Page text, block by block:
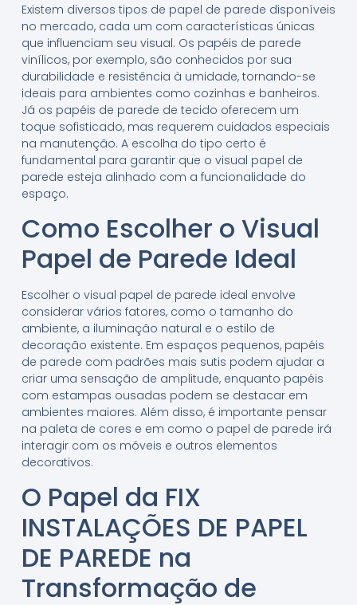
Existem diversos tipos de papel de parede disponíveis
no mercado, cada um com características únicas
que influenciam seu visual. Os papéis de parede
vinílicos, por exemplo, são conhecidos por sua
durabilidade e resistência à umidade, tornando-se
ideais para ambientes como cozinhas e banheiros.
Já os papéis de parede de tecido oferecem um
toque sofisticado, mas requerem cuidados especiais
na manutenção. A escolha do tipo certo é
fundamental para garantir que o visual papel de
parede esteja alinhado com a funcionalidade do
espaço.
Como Escolher o Visual
Papel de Parede Ideal
Escolher o visual papel de parede ideal envolve
considerar vários fatores, como o tamanho do
ambiente, a iluminação natural e o estilo de
decoração existente. Em espaços pequenos, papéis
de parede com padrões mais sutis podem ajudar a
criar uma sensação de amplitude, enquanto papéis
com estampas ousadas podem se destacar em
ambientes maiores. Além disso, é importante pensar
na paleta de cores e em como o papel de parede irá
interagir com os móveis e outros elementos
decorativos.
O Papel da FIX
INSTALAÇÕES DE PAPEL
DE PAREDE na
Transformação de